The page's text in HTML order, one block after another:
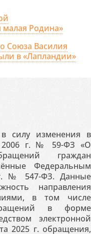
Родина»
Союза Василия
в «Лапландии»
силу изменения в
2006 г. № 59-ФЗ «О
граждан
Федеральным
№ 547-ФЗ. Данные
направления
в том числе
в форме
электронной
2025 г. обращения,